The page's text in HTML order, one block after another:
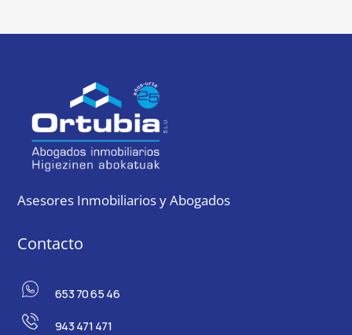
Asesores Inmobiliarios y Abogados
Contacto
653 70 65 46
943 471 471